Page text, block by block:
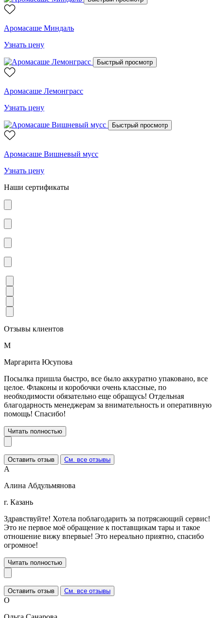
Аромасаше Миндаль
Узнать цену
Быстрый просмотр
Аромасаше Лемонграсс
Узнать цену
Быстрый просмотр
Аромасаше Вишневый мусс
Узнать цену
Наши сертификаты
Отзывы клиентов
М
Маргарита Юсупова
Посылка пришла быстро, все было аккуратно упаковано, все
целое. Флаконы и коробочки очень классные, по
необходимости обязательно еще обращусь! Отдельная
благодарность менеджерам за внимательность и оперативную
помощь! Спасибо!
Читать полностью
Оставить отзыв См. все отзывы
А
Алина Абдульмянова
г. Казань
Здравствуйте! Хотела поблагодарить за потрясающий сервис!
Это не первое моё обращение к поставщикам тары и такое
отношение вижу впервые! Это нереально приятно, спасибо
огромное!
Читать полностью
Оставить отзыв См. все отзывы
О